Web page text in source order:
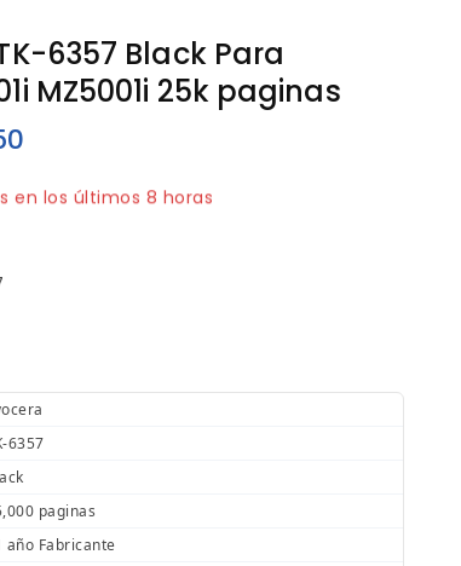
6357 Black Para
MZ5001i 25k paginas
en los últimos 8 horas
tiene en su carrito
6357
paginas
año Fabricante